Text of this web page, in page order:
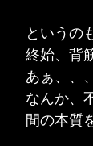
というの
終始、背
あぁ、、
なんか、
間の本質